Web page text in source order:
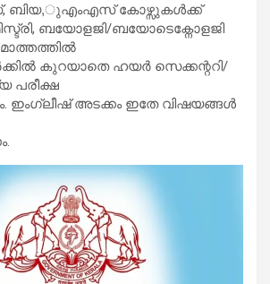
ബിയ,ുഎംഎസ് കോഴ്സുകള്‍ക്ക്
ബയോളജി/ബയോടെക്നോളജി
കുറയാതെ ഹയര്‍ സെക്കന്ററി/
പരീക്ഷ
ഇംഗ്ലീഷ് അടക്കം ഇതേ വിഷയങ്ങള്‍